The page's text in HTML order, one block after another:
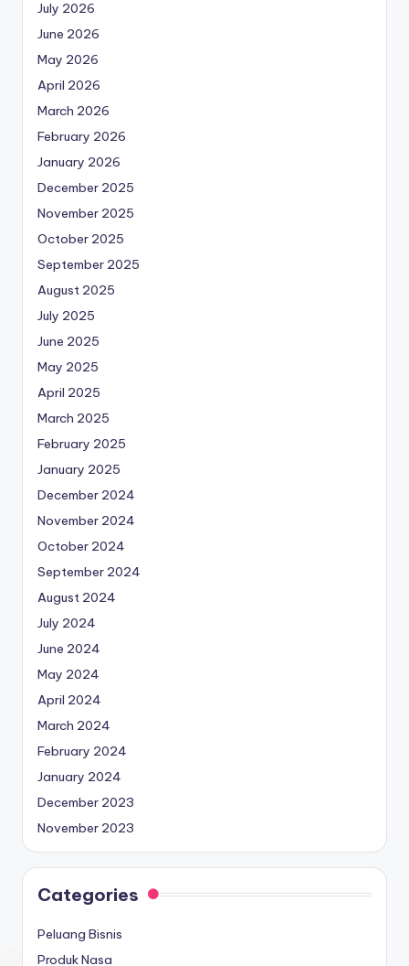
July 2026
June 2026
May 2026
April 2026
March 2026
February 2026
January 2026
December 2025
November 2025
October 2025
September 2025
August 2025
July 2025
June 2025
May 2025
April 2025
March 2025
February 2025
January 2025
December 2024
November 2024
October 2024
September 2024
August 2024
July 2024
June 2024
May 2024
April 2024
March 2024
February 2024
January 2024
December 2023
November 2023
Categories
Peluang Bisnis
Produk Nasa